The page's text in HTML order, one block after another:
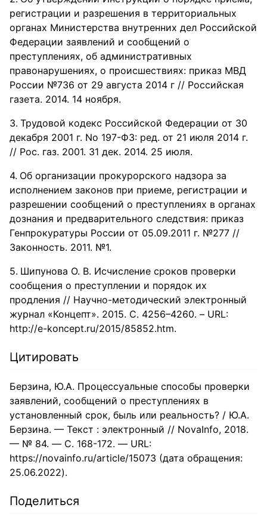
регистрации и разрешения в территориальных
органах Министерства внутренних дел Российской
Федерации заявлений и сообщений о
преступлениях, об административных
правонарушениях, о происшествиях: приказ МВД
России №736 от 29 августа 2014 г // Российская
газета. 2014. 14 ноября.
Трудовой кодекс Российской Федерации от 30
декабря 2001 г. No 197-ФЗ: ред. от 21 июля 2014 г.
// Рос. газ. 2001. 31 дек. 2014. 25 июля.
Об организации прокурорского надзора за
исполнением законов при приеме, регистрации и
разрешении сообщений о преступлениях в органах
дознания и предварительного следствия: приказ
Генпрокуратуры России от 05.09.2011 г. №277 //
Законность. 2011. №1.
Шипунова О. В. Исчисление сроков проверки
сообщения о преступлении и порядок их
продления // Научно-методический электронный
журнал «Концепт». 2015. С. 4256–4260. – URL:
http://e-koncept.ru/2015/85852.htm.
Цитировать
Берзина, Ю.А. Процессуальные способы проверки
заявлений, сообщений о преступлениях в
установленный срок, быль или реальность? / Ю.А.
Берзина. — Текст : электронный // NovaInfo, 2018.
— № 84. — С. 168-172. — URL:
https://novainfo.ru/article/15073 (дата обращения:
25.06.2022).
Поделиться